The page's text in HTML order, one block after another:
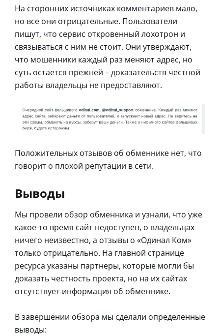
На сторонних источниках комментариев мало,
но все они отрицательные. Пользователи
пишут, что сервис откровенный лохотрон и
связываться с ним не стоит. Они утверждают,
что мошенники каждый раз меняют адрес, но
суть остается прежней – доказательств честной
работы владельцы не предоставляют.
Положительных отзывов об обменнике нет, что
говорит о плохой репутации в сети.
Выводы
Мы провели обзор обменника и узнали, что уже
какое-то время сайт недоступен, о владельцах
ничего неизвестно, а отзывы о «Одинал Ком»
только отрицательно. На главной странице
ресурса указаны партнеры, которые могли бы
доказать честность проекта, но на их сайтах
отсутствует информация об обменнике.
В завершении обзора мы сделали определенные
выводы: